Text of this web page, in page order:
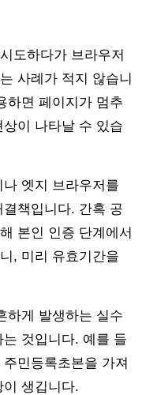
도하다가 브라우저
사례가 적지 않습니
하면 페이지가 멈추
이 나타날 수 있습
엣지 브라우저를
책입니다. 간혹 공
본인 인증 단계에서
, 미리 유효기간을
하게 발생하는 실수
것입니다. 예를 들
민등록초본을 가져
생깁니다.